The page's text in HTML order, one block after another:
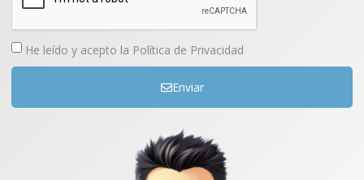
He leído y acepto la Política de Privacidad
Enviar
Comprar